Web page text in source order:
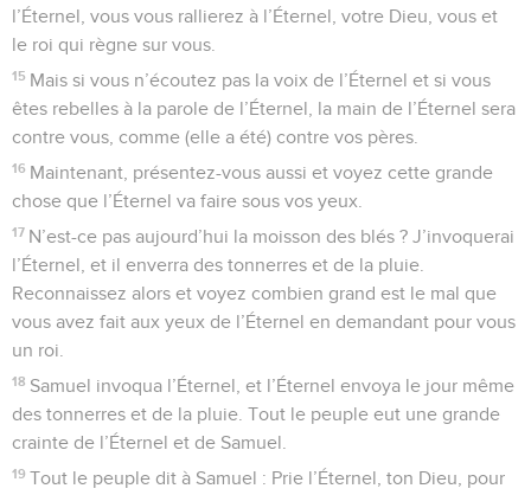
l’Éternel, vous vous rallierez à l’Éternel, votre Dieu, vous et
le roi qui règne sur vous.
15 Mais si vous n’écoutez pas la voix de l’Éternel et si vous
êtes rebelles à la parole de l’Éternel, la main de l’Éternel sera
contre vous, comme (elle a été) contre vos pères.
16 Maintenant, présentez-vous aussi et voyez cette grande
chose que l’Éternel va faire sous vos yeux.
17 N’est-ce pas aujourd’hui la moisson des blés ? J’invoquerai
l’Éternel, et il enverra des tonnerres et de la pluie.
Reconnaissez alors et voyez combien grand est le mal que
vous avez fait aux yeux de l’Éternel en demandant pour vous
un roi.
18 Samuel invoqua l’Éternel, et l’Éternel envoya le jour même
des tonnerres et de la pluie. Tout le peuple eut une grande
crainte de l’Éternel et de Samuel.
19 Tout le peuple dit à Samuel : Prie l’Éternel, ton Dieu, pour